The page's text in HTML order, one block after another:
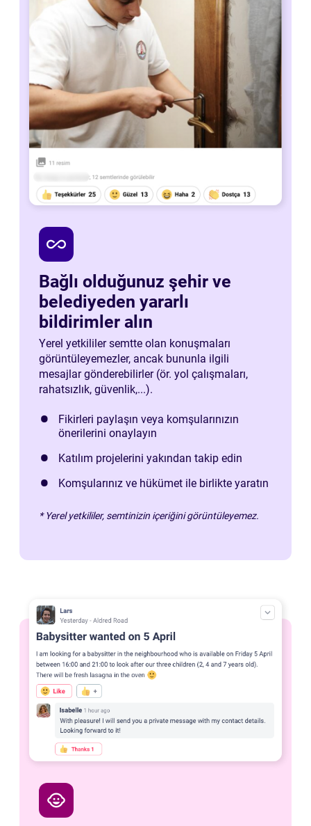
all_inclusive
Bağlı olduğunuz şehir ve
belediyeden yararlı
bildirimler alın
Yerel yetkililer semtte olan konuşmaları
görüntüleyemezler, ancak bununla ilgili
mesajlar gönderebilirler (ör. yol çalışmaları,
rahatsızlık, güvenlik,...).
Fikirleri paylaşın veya komşularınızın
önerilerini onaylayın
Katılım projelerini yakından takip edin
Komşularınız ve hükümet ile birlikte yaratın
* Yerel yetkililer, semtinizin içeriğini görüntüleyemez.
child_care